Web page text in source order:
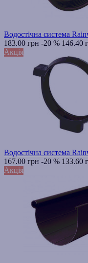
Водостічна система
183.00 грн -20 % 146.40
Акція
Водостічна система
167.00 грн -20 % 133.60
Акція